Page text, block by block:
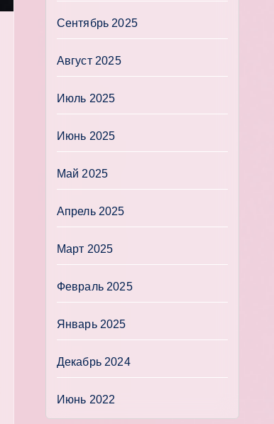
Сентябрь 2025
Август 2025
Июль 2025
Июнь 2025
Май 2025
Апрель 2025
Март 2025
Февраль 2025
Январь 2025
Декабрь 2024
Июнь 2022